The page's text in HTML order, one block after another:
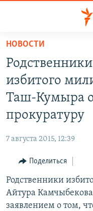
Вернуться
основному
содержанию
Вернутся
главной
Вернутся
поиску
КАЗАХСТАН
КЫРГЫЗСТАН
НОВОСТИ
ВОЙНА В УКРАИНЕ
КЫРГЫЗЧА
ЎЗБЕКЧА
ТОҶИКӢ
TÜRKMENÇE
ПОДПИШИТЕСЬ НА НАС В
Все сайты РСЕ/РС
НОВОСТИ
избитого
Таш-Кумыра
прокуратуру
7 августа 2015, 12:39
Поделиться
Родственники
Айтура Камчыбекова
заявлением о том,